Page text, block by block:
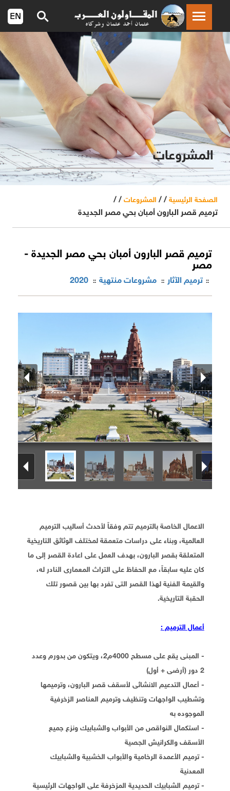
المشروعات
الصفحة الرئيسية / / المشروعات / /
ترميم قصر البارون أمبان بحي مصر الجديدة
ترميم قصر البارون أمبان بحي مصر الجديدة -
مصر
2020:: مشروعات منتهية:: ترميم الآثار::
الاعمال الخاصة بالترميم تتم وفقاً لأحدث أساليب الترميم
العالمية، وبناء على دراسات متعمقة لمختلف الوثائق التاريخية
المتعلقة بقصر البارون، بهدف العمل على اعادة القصر إلى ما
كان عليه سابقاً، مع الحفاظ على التراث المعمارى النادر له،
والقيمة الفنية لهذا القصر التى تفرد بها بين قصور تلك
الحقبة التاريخية.
أعمال الترميم :
- المبنى يقع على مسطح 4000م2، ويتكون من بدورم وعدد
2 دور (أرضى + أول)
- أعمال التدعيم الانشائى لأسقف قصر البارون، وترميمها
وتشطيب الواجهات وتنظيف وترميم العناصر الزخرفية
الموجوده به
- استكمال النواقص من الأبواب والشبابيك ونزع جميع
الأسقف والكرانيش الجصية
- ترميم الأعمدة الرخامية والأبواب الخشبية والشبابيك
المعدنية
- ترميم الشبابيك الحديدية المزخرفة على الواجهات الرئيسية